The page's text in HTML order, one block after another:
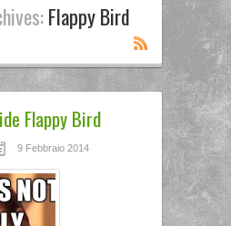
Flappy Bird
Flappy Bird
9 Febbraio 2014